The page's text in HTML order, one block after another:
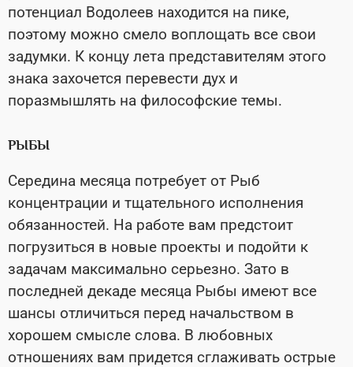
потенциал Водолеев находится на пике,
поэтому можно смело воплощать все свои
задумки. К концу лета представителям этого
знака захочется перевести дух и
поразмышлять на философские темы.
РЫБЫ
Середина месяца потребует от Рыб
концентрации и тщательного исполнения
обязанностей. На работе вам предстоит
погрузиться в новые проекты и подойти к
задачам максимально серьезно. Зато в
последней декаде месяца Рыбы имеют все
шансы отличиться перед начальством в
хорошем смысле слова. В любовных
отношениях вам придется сглаживать острые